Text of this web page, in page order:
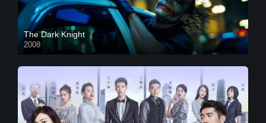
The Dark Knight
2008